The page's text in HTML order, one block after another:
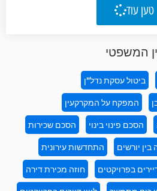
טען עוד
המשפטי
ביטול עסקת נדל"ן
המפקח על המקרקעין
הסכם פינוי בינוי
הסכם שכירות
יורשים
התחדשות עירונית
בפרויקטים
חוזה מכירת דירה